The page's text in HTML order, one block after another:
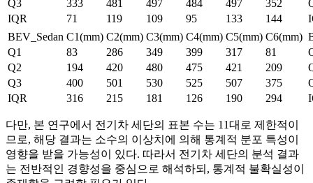
Q3
333 481 497 484 497 352
IQR
71 119 109 95 133 144
BEV_Sedan C1(mm) C2(mm) C3(mm) C4(mm) C5(mm) C6(mm)
Q1
83 286 349 399 317 81
Q2
194 420 480 475 421 209
Q3
400 501 530 525 507 375
IQR
316 215 181 126 190 294
다만, 본 연구에서 전기차 세단의 표본 수는 11대로 제한적이
므로, 해당 결과는 소수의 이상치에 의해 통계적 분포 특성이
영향을 받을 가능성이 있다. 따라서 전기차 세단의 분석 결과
는 전반적인 경향성을 중심으로 해석하되, 통계적 불확실성이